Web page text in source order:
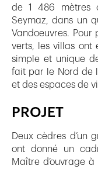
de 1 486 mètres
Seymaz, dans un
Vandoeuvres.
verts, les villas ont
simple et unique
fait par le Nord de
et des espaces de
PROJET
Deux cèdres d’un
ont donné un
Maître d’ouvrage